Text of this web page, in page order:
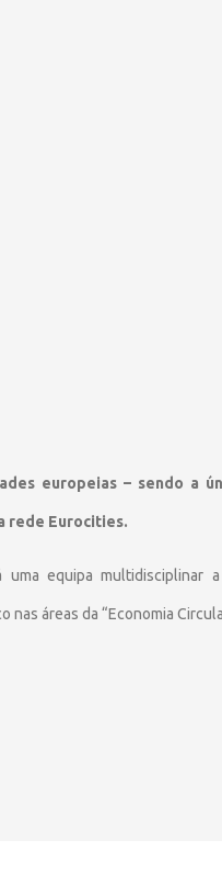
europeias – sendo a
rede Eurocities.
equipa multidisciplinar
áreas da “Economia